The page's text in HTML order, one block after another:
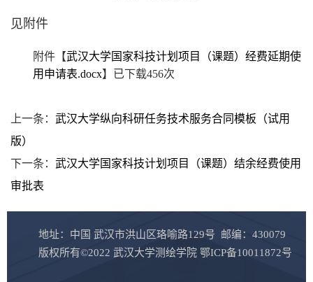
见附件
附件【武汉大学国家科技计划项目（课题）经费延期使
用申请表.docx】已下载456次
上一条： 武汉大学纵向科研任务技术服务合同模板（试用
版）
下一条： 武汉大学国家科技计划项目（课题）结余经费使用
审批表
地址：中国 武汉市洪山区珞喻路129号 邮编：430079
版权所有©2022 武汉大学测绘学院 鄂ICP备10011872号